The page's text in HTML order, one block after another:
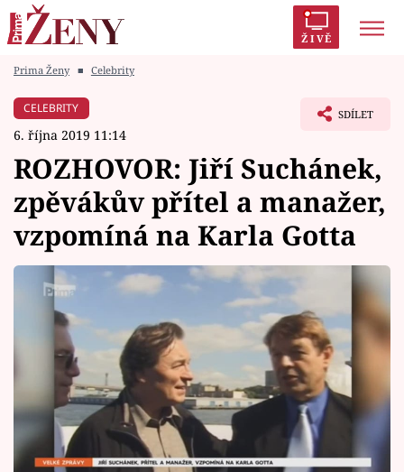
ŽIVĚ
Módní alarm
Témata
Celebrity
Vztahy
Seriály
Horoskopy
Sledujte prima+
Prima Ženy ■ Celebrity
CELEBRITY
6. října 2019 11:14
SDÍLET
ROZHOVOR: Jiří Suchánek,
zpěvákův přítel a manažer,
vzpomíná na Karla Gotta